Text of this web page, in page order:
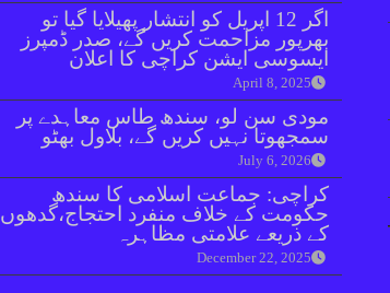
اگر 12 اپریل کو انتشار پھیلایا گیا تو
بھرپور مزاحمت کریں گے، صدر ڈمپرز
ایسوسی ایشن کراچی کا اعلان
April 8, 2025
مودی سن لو، سندھ طاس معاہدے پر
سمجھوتا نہیں کریں گے، بلاول بھٹو
July 6, 2026
کراچی: جماعت اسلامی کا سندھ
حکومت کے خلاف منفرد احتجاج،گدھوں
کے ذریعے علامتی مظاہرہ
December 22, 2025